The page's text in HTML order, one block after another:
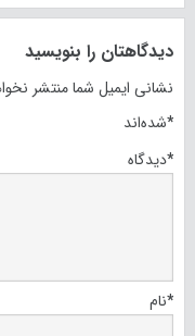
دیدگاهتان را بنویسید
نشانی ایمیل شما منتشر
شده‌اند*
دیدگاه*
نام*